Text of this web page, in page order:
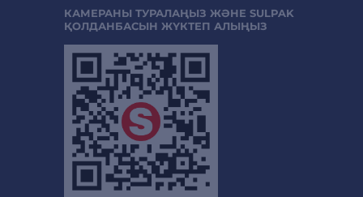
КАМЕРАНЫ ТУРАЛАҢЫЗ ЖӘНЕ SULPAK
ҚОЛДАНБАСЫН ЖҮКТЕП АЛЫҢЫЗ